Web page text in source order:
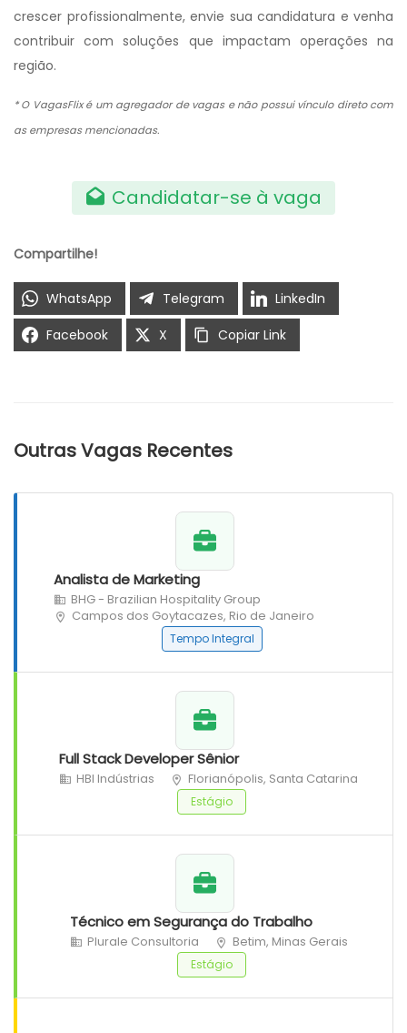
crescer profissionalmente, envie sua candidatura e venha
contribuir com soluções que impactam operações na
região.
* O VagasFlix é um agregador de vagas e não possui vínculo direto com
as empresas mencionadas.
Candidatar-se à vaga
Compartilhe!
WhatsApp Telegram
LinkedIn
Facebook
X Copiar Link
Outras Vagas Recentes
Analista de Marketing
BHG - Brazilian Hospitality Group
Campos dos Goytacazes, Rio de Janeiro
Tempo Integral
Full Stack Developer Sênior
HBI Indústrias Florianópolis, Santa Catarina
Estágio
Técnico em Segurança do Trabalho
Plurale Consultoria Betim, Minas Gerais
Estágio